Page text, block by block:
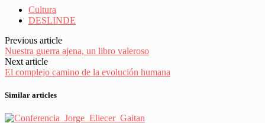
Cultura
DESLINDE
Previous article
Nuestra guerra ajena, un libro valeroso
Next article
El complejo camino de la evolución humana
Similar articles